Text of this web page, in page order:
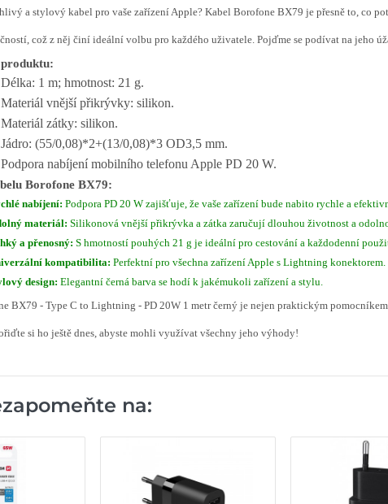
a stylový kabel pro vaše zařízení Apple? Kabel Borofone BX79 je přesně to, co
což z něj činí ideální volbu pro každého uživatele. Pojďme se podívat na jeho
1 m; hmotnost: 21 g.
vnější přikrývky: silikon.
zátky: silikon.
(55/0,08)*2+(13/0,08)*3 OD3,5 mm.
nabíjení mobilního telefonu Apple PD 20 W.
Borofone BX79:
nabíjení: Podpora PD 20 W zajišťuje, že vaše zařízení bude nabito rychle a
materiál: Silikonová vnější přikrývka a zátka zaručují dlouhou životnost a
a přenosný: S hmotností pouhých 21 g je ideální pro cestování a každodenní
kompatibilita: Perfektní pro všechna zařízení Apple s Lightning konektorem.
design: Elegantní černá barva se hodí k jakémukoli zařízení a stylu.
BX79 - Type C to Lightning - PD 20W 1 metr černý je nejen praktickým
si ho ještě dnes, abyste mohli využívat všechny jeho výhody!
na: